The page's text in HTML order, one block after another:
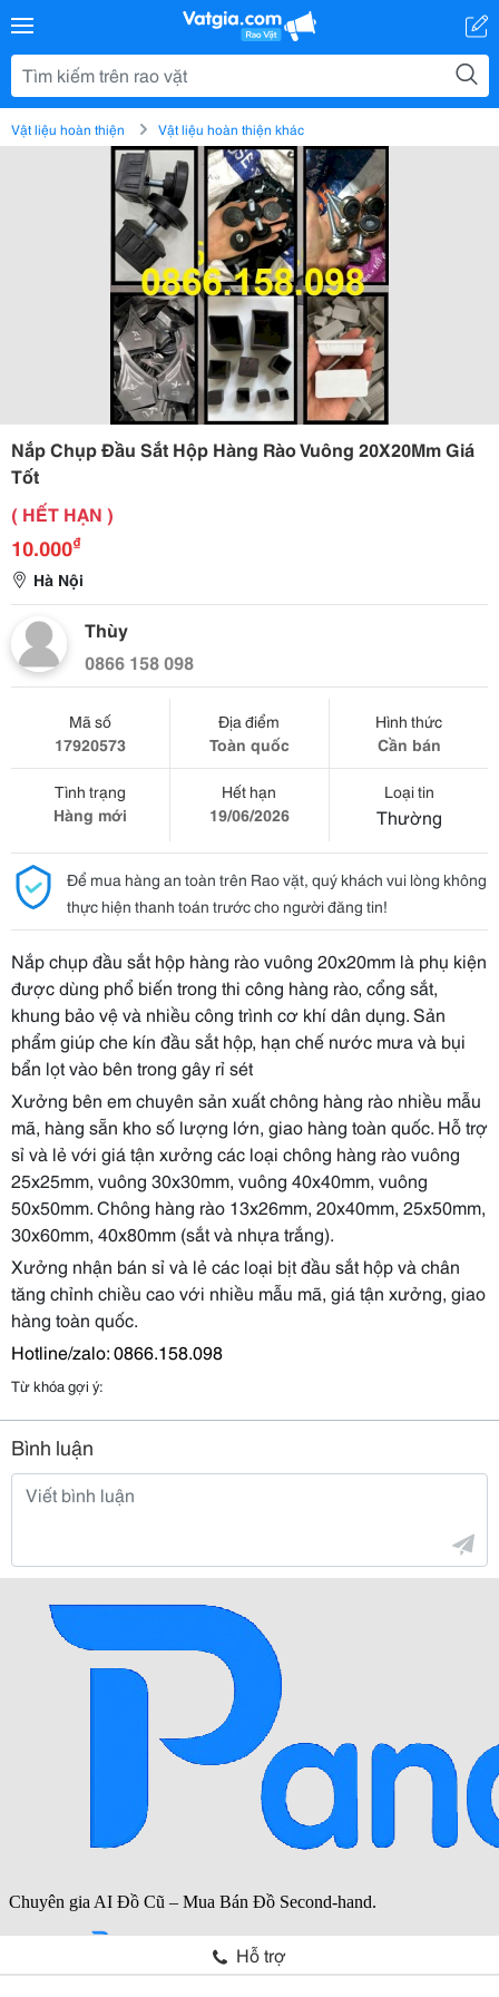
Vật liệu hoàn thiện Vật liệu hoàn thiện khác
Nắp Chụp Đầu Sắt Hộp Hàng Rào Vuông 20X20Mm Giá
Tốt
( HẾT HẠN )
10.000₫
Hà Nội
Thùy
0866 158 098
Mã số
17920573
Địa điểm
Toàn quốc
Hình thức
Cần bán
Tình trạng
Hàng mới
Hết hạn
19/06/2026
Loại tin
Thường
Để mua hàng an toàn trên Rao vặt, quý khách vui lòng không
thực hiện thanh toán trước cho người đăng tin!
Nắp chụp đầu sắt hộp hàng rào vuông 20x20mm là phụ kiện
được dùng phổ biến trong thi công hàng rào, cổng sắt,
khung bảo vệ và nhiều công trình cơ khí dân dụng. Sản
phẩm giúp che kín đầu sắt hộp, hạn chế nước mưa và bụi
bẩn lọt vào bên trong gây rỉ sét
Xưởng bên em chuyên sản xuất chông hàng rào nhiều mẫu
mã, hàng sẵn kho số lượng lớn, giao hàng toàn quốc. Hỗ trợ
sỉ và lẻ với giá tận xưởng các loại chông hàng rào vuông
25x25mm, vuông 30x30mm, vuông 40x40mm, vuông
50x50mm. Chông hàng rào 13x26mm, 20x40mm, 25x50mm,
30x60mm, 40x80mm (sắt và nhựa trắng).
Xưởng nhận bán sỉ và lẻ các loại bịt đầu sắt hộp và chân
tăng chỉnh chiều cao với nhiều mẫu mã, giá tận xưởng, giao
hàng toàn quốc.
Hotline/zalo: 0866.158.098
Từ khóa gợi ý:
Bình luận
Hỗ trợ